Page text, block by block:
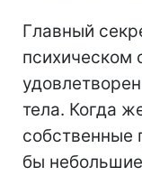
Главный
психическом
тела. Когда
собственные
бы